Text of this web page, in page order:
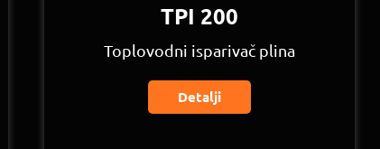
TPI 200
Toplovodni isparivač plina
Detalji